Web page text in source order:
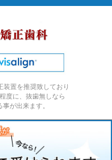
装置を推奨致しており
度に、抜歯無しなら
が出来ます。